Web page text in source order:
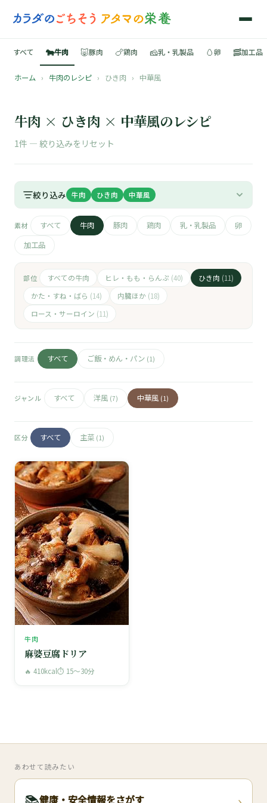
📚
🐄
🐷
🍗
すべて 🐄牛肉 🐷豚肉 🍗鶏肉 🧀乳・乳製品 🥚卵 🥓加工品
ホーム › 牛肉のレシピ › ひき肉 › 中華風
牛肉 × ひき肉 × 中華風のレシピ
1件 — 絞り込みをリセット
絞り込み 牛肉 ひき肉 中華風
素材 すべて 牛肉 豚肉 鶏肉 乳・乳製品
卵
加工品
部位 すべての牛肉 ヒレ・もも・らんぷ (40) ひき肉 (11)
かた・すね・ばら (14) 内臓ほか (18)
ロース・サーロイン (11)
調理法 すべて ご飯・めん・パン (1)
ジャンル すべて 洋風 (7) 中華風 (1)
区分 すべて 主菜 (1)
牛肉
麻婆豆腐ドリア
🔥 410kcal⏱ 15〜30分
あわせて読みたい
健康・安全情報をさがす